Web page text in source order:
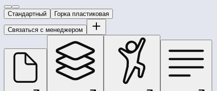
Стандартный Горка пластиковая
Связаться с менеджером